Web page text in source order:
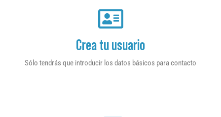
Crea tu usuario
Sólo tendrás que introducir los datos básicos para contacto